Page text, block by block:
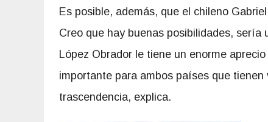
Es posible, además, que el chileno
Creo que hay buenas posibilidades, sería
López Obrador le tiene un enorme
importante para ambos países que
trascendencia, explica.